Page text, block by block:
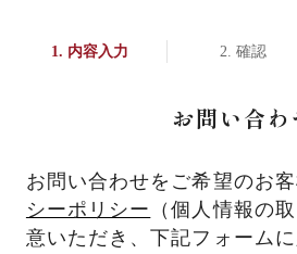
内容入力 確認
お問い合わ
お問い合わせをご希望のお客
シーポリシー
（個人情報の
意いただき、下記フォーム